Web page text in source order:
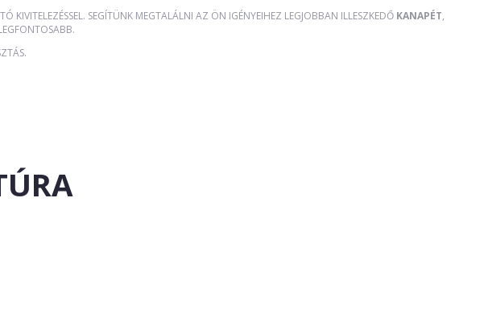
KIVITELEZÉSSEL. SEGÍTÜNK MEGTALÁLNI AZ ÖN IGÉNYEIHEZ LEGJOBBAN ILLESZKEDŐ KANAPÉT,